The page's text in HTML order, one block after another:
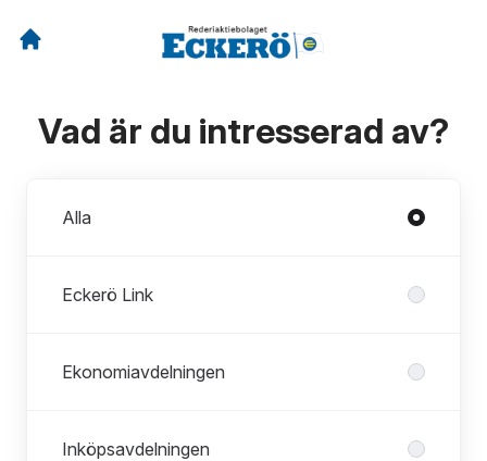
Vad är du intresserad av?
Alla
Eckerö Link
Ekonomiavdelningen
Inköpsavdelningen